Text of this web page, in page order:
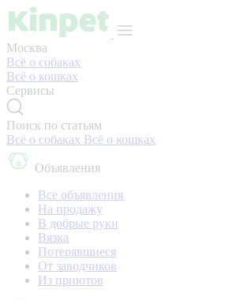
Москва
Всё о собаках
Всё о кошках
Сервисы
Поиск по статьям
Всё о собаках Всё о кошках
Объявления
Все объявления
На продажу
В добрые руки
Вязка
Потерявшиеся
От заводчиков
Из приютов